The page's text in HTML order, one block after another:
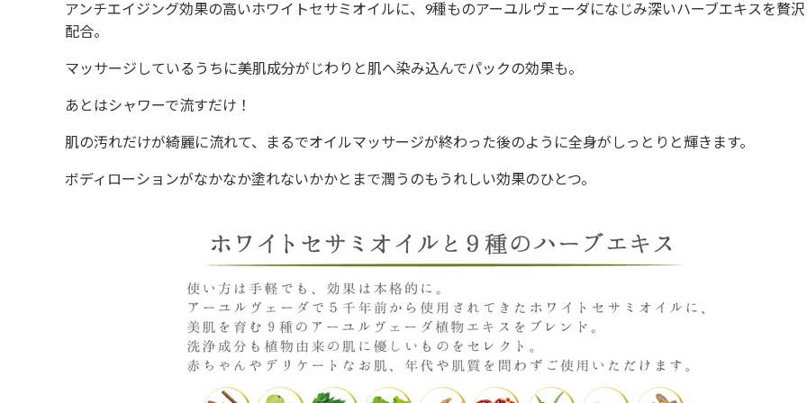
アンチエイジング効果の高いホワイトセサミオイルに、 9種ものアーユルヴェーダになじみ深いハーブエキスを贅
配合。
マッサージしているうちに美肌成分がじわりと肌へ染み込んでパックの効果も。
あとはシャワーで流すだけ！
肌の汚れだけが綺麗に流れて、まるでオイルマッサージが終わった後のように全身がしっとりと輝きます。
ボディローションがなかなか塗れないかかとまで潤うのもうれしい効果のひとつ。